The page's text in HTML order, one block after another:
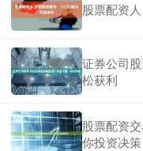
股票配资
证券公司
松获利
股票配资
你投资决策